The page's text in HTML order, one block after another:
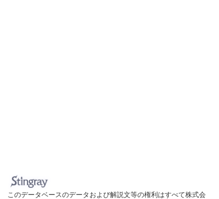
このデータベースのデータおよび解説文等の権利はすべて株式会